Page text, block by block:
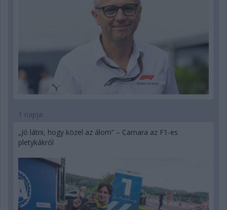
1 napja
„Jó látni, hogy közel az álom” – Camara az F1-es
pletykákról